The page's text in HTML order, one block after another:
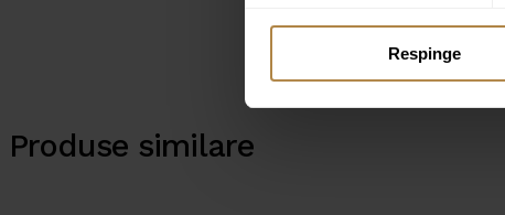
Respinge
Produse similare